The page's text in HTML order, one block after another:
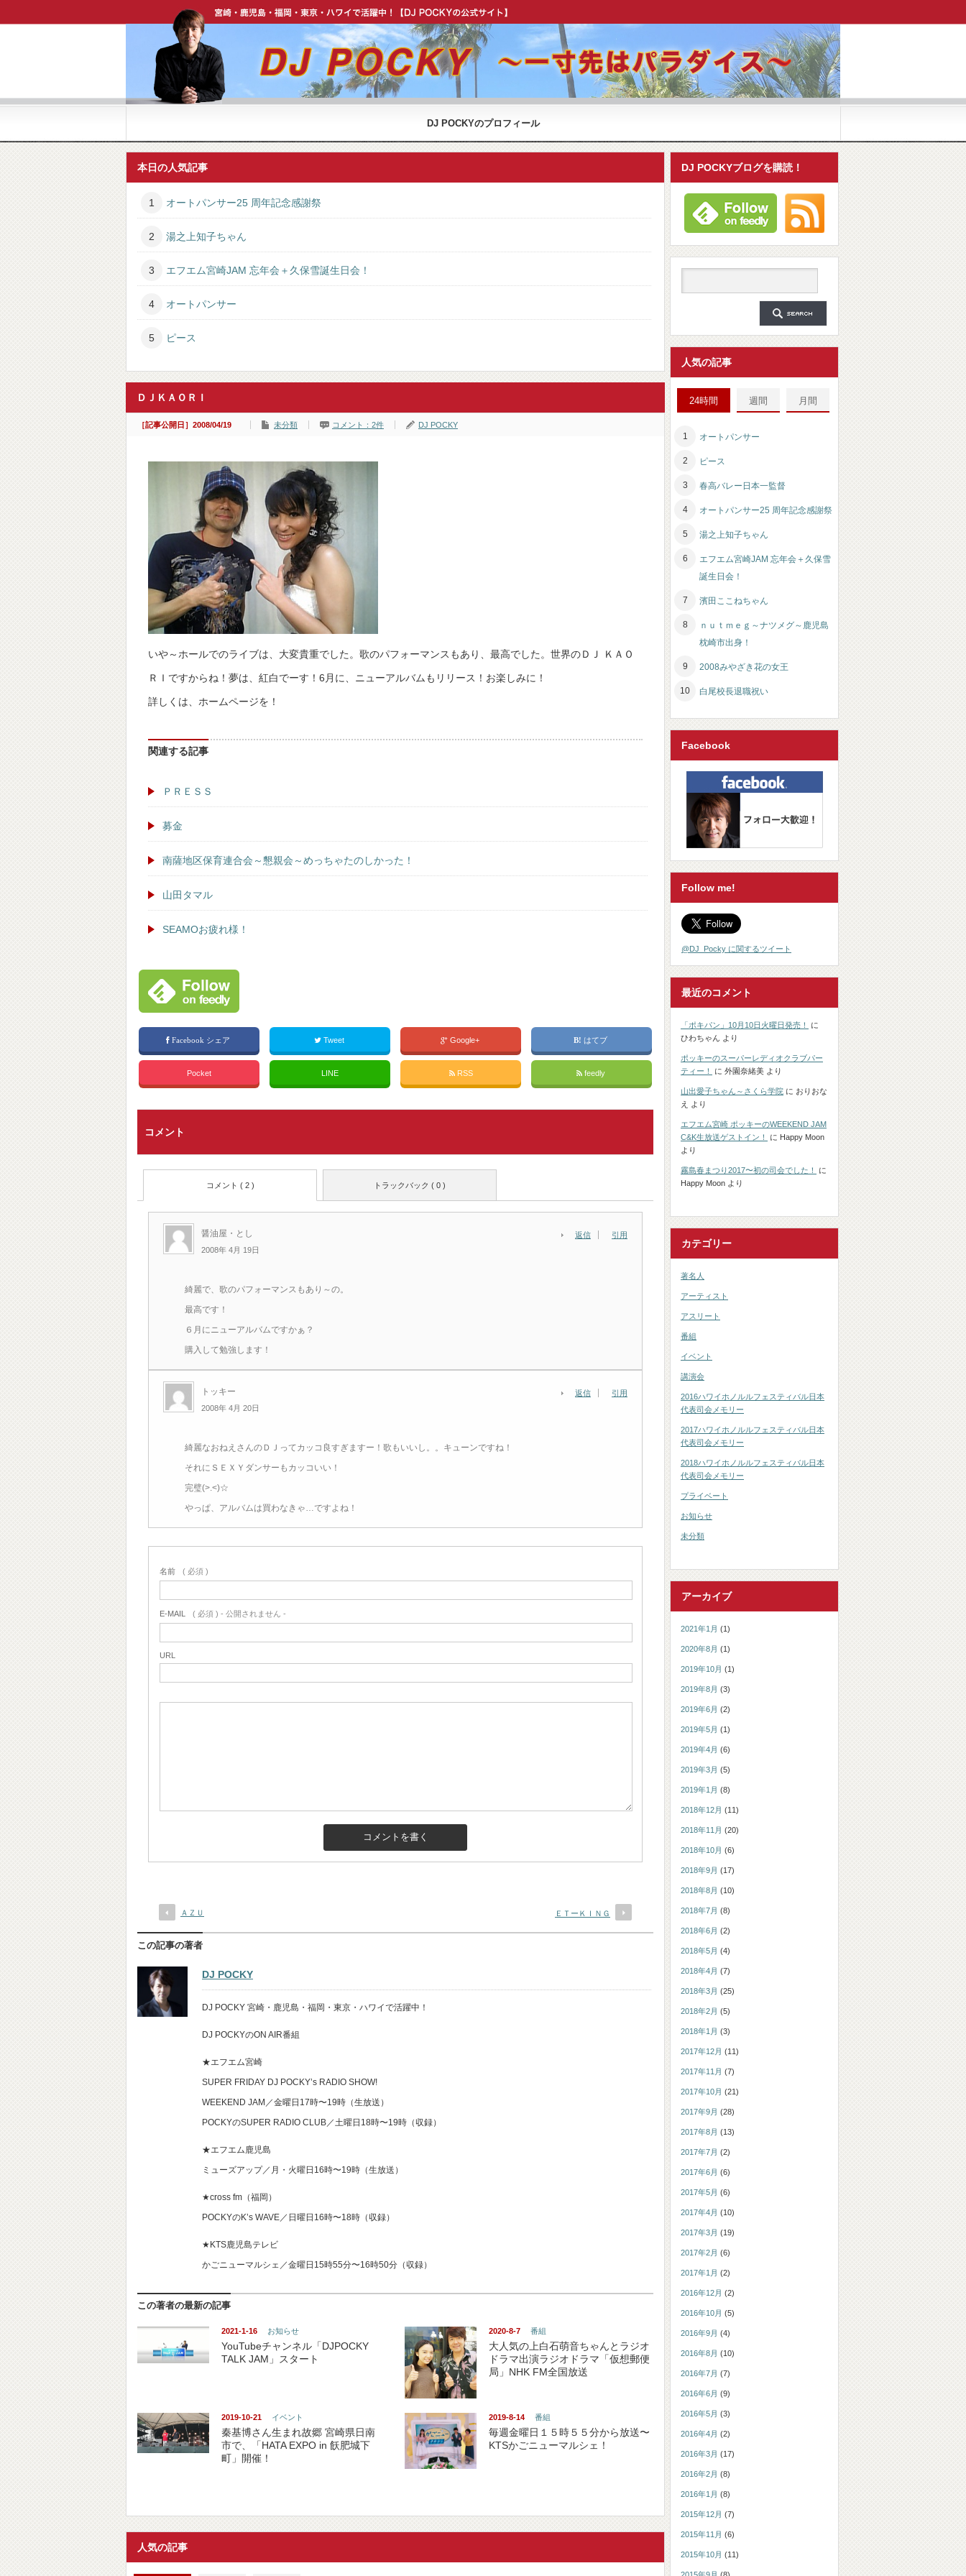
宮崎・鹿児島・福岡・東京・ハワイで活躍中【DJ POCKY 公式 ウェブサイト】
DJ POCKYのプロフィール
本日の人気記事
オートパンサー25 周年記念感謝祭
湯之上知子ちゃん
エフエム宮崎JAM 忘年会＋久保雪誕生日会！
オートパンサー
ピース
ＤＪＫＡＯＲＩ
［記事公開日］2008/04/19 未分類 コメント：2件 DJ POCKY
いや～ホールでのライブは、大変貴重でした。歌のパフォーマンスもあり、最高でした。世界のＤＪ ＫＡＯ
ＲＩですからね！夢は、紅白でーす！6月に、ニューアルバムもリリース！お楽しみに！
詳しくは、ホームページを！
関連する記事
ＰＲＥＳＳ
募金
南薩地区保育連合会～懇親会～めっちゃたのしかった！
山田タマル
SEAMOお疲れ様！
Facebook シェア Tweet Google+ はてブ
Pocket LINE RSS feedly
コメント
トラックバック ( 0 )
コメント ( 2 )
醤油屋・とし
2008年 4月 19日
返信 引用
綺麗で、歌のパフォーマンスもあり～の。
最高です！
６月にニューアルバムですかぁ？
購入して勉強します！
トッキー
2008年 4月 20日
返信 引用
綺麗なおねえさんのＤＪってカッコ良すぎますー！歌もいいし。。キューンですね！
それにＳＥＸＹダンサーもカッコいい！
完璧(>.<)☆
やっぱ、アルバムは買わなきゃ…ですよね！
名前 ( 必須 )
E-MAIL ( 必須 ) - 公開されません -
URL
ＡＺＵ ＥＴーＫＩＮＧ
この記事の著者
DJ POCKY
DJ POCKY 宮崎・鹿児島・福岡・東京・ハワイで活躍中！
DJ POCKYのON AIR番組
★エフエム宮崎
SUPER FRIDAY DJ POCKY’s RADIO SHOW!
WEEKEND JAM／金曜日17時〜19時（生放送）
POCKYのSUPER RADIO CLUB／土曜日18時〜19時（収録）
★エフエム鹿児島
ミューズアップ／月・火曜日16時〜19時（生放送）
★cross fm（福岡）
POCKYのK’s WAVE／日曜日16時〜18時（収録）
★KTS鹿児島テレビ
かごニューマルシェ／金曜日15時55分〜16時50分（収録）
この著者の最新の記事
2021-1-16 お知らせ
YouTubeチャンネル「DJPOCKY
TALK JAM」スタート
2020-8-7 番組
大人気の上白石萌音ちゃんとラジオ
ドラマ出演ラジオドラマ「仮想郵便
局」NHK FM全国放送
2019-10-21 イベント
秦基博さん生まれ故郷 宮崎県日南
市で、「HATA EXPO in 飫肥城下
町」開催！
2019-8-14 番組
毎週金曜日１５時５５分から放送〜
KTSかごニューマルシェ！
人気の記事
DJ POCKYブログを購読！
人気の記事
24時間 週間 月間
オートパンサー
ピース
春高バレー日本一監督
オートパンサー25 周年記念感謝祭
湯之上知子ちゃん
エフエム宮崎JAM 忘年会＋久保雪
誕生日会！
濱田ここねちゃん
ｎｕｔｍｅｇ～ナツメグ～鹿児島
枕崎市出身！
2008みやざき花の女王
白尾校長退職祝い
Facebook
Follow me!
@DJ_Pocky に関するツイート
最近のコメント
「ポキパン」10月10日火曜日発売！
に
ひわちゃん より
ポッキーのスーパーレディオクラブパー
ティー！
に 外園奈緒美 より
山出愛子ちゃん～さくら学院 に おりおな
え
より
エフエム宮崎 ポッキーのWEEKEND JAM
C&K生放送ゲストイン！
に Happy Moon
より
霧島春まつり2017〜初の司会でした！
に
Happy Moon より
カテゴリー
著名人
アーティスト
アスリート
番組
イベント
講演会
2016ハワイホノルルフェスティバル日本
代表司会メモリー
2017ハワイホノルルフェスティバル日本
代表司会メモリー
2018ハワイホノルルフェスティバル日本
代表司会メモリー
プライベート
お知らせ
未分類
アーカイブ
2021年1月 (1)
2020年8月 (1)
2019年10月 (1)
2019年8月 (3)
2019年6月 (2)
2019年5月 (1)
2019年4月 (6)
2019年3月 (5)
2019年1月 (8)
2018年12月 (11)
2018年11月 (20)
2018年10月 (6)
2018年9月 (17)
2018年8月 (10)
2018年7月 (8)
2018年6月 (2)
2018年5月 (4)
2018年4月 (7)
2018年3月 (25)
2018年2月 (5)
2018年1月 (3)
2017年12月 (11)
2017年11月 (7)
2017年10月 (21)
2017年9月 (28)
2017年8月 (13)
2017年7月 (2)
2017年6月 (6)
2017年5月 (6)
2017年4月 (10)
2017年3月 (19)
2017年2月 (6)
2017年1月 (2)
2016年12月 (2)
2016年10月 (5)
2016年9月 (4)
2016年8月 (10)
2016年7月 (7)
2016年6月 (9)
2016年5月 (3)
2016年4月 (2)
2016年3月 (17)
2016年2月 (8)
2016年1月 (8)
2015年12月 (7)
2015年11月 (6)
2015年10月 (11)